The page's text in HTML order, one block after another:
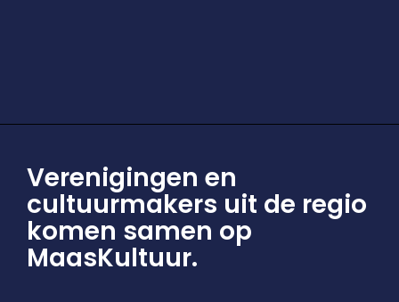
Verenigingen en
cultuurmakers uit de regio
komen samen op
MaasKultuur.